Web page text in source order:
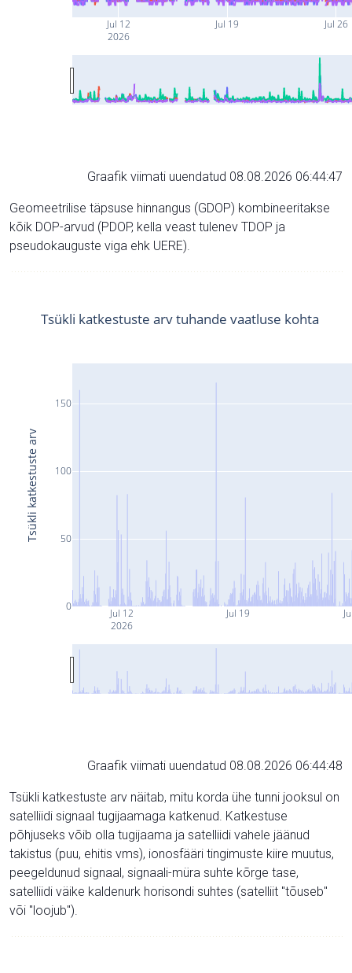
Jul 12
2026
Jul 19 Jul 26
Graafik viimati uuendatud 08.08.2026 06:44:47
Geomeetrilise täpsuse hinnangus (GDOP) kombineeritakse
kõik DOP-arvud (PDOP, kella veast tulenev TDOP ja
pseudokauguste viga ehk UERE).
Jul 12
2026
Jul 19
0
50
100
150
Tsükli katkestuste arv tuhande vaatluse kohta
Tsükli katkestuste arv
Graafik viimati uuendatud 08.08.2026 06:44:48
Tsükli katkestuste arv näitab, mitu korda ühe tunni jooksul on
satelliidi signaal tugijaamaga katkenud. Katkestuse
põhjuseks võib olla tugijaama ja satelliidi vahele jäänud
takistus (puu, ehitis vms), ionosfääri tingimuste kiire muutus,
peegeldunud signaal, signaali-müra suhte kõrge tase,
satelliidi väike kaldenurk horisondi suhtes (satelliit "tõuseb"
või "loojub").